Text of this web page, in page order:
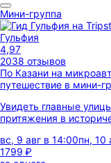
Мини-группа
Гульфия
4,97
2038 отзывов
По Казани на
путешествие в мини-
Увидеть главные
притяжения в
вс, 9 авг в 14:00пн, 10
1799 ₽